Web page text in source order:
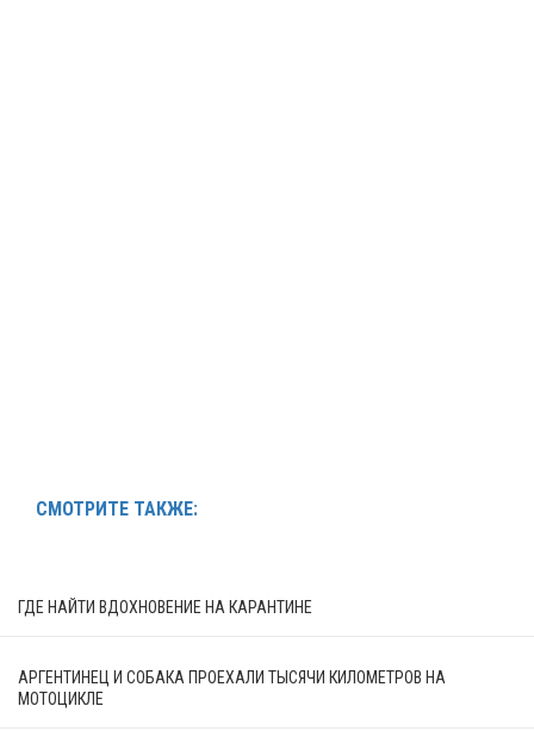
СМОТРИТЕ ТАКЖЕ:
ГДЕ НАЙТИ ВДОХНОВЕНИЕ НА КАРАНТИНЕ
АРГЕНТИНЕЦ И СОБАКА ПРОЕХАЛИ ТЫСЯЧИ КИЛОМЕТРОВ НА
МОТОЦИКЛЕ